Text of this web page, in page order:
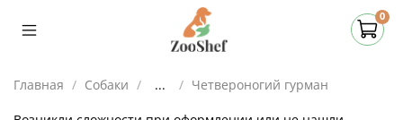
0
Главная Собаки ... Четвероногий гурман